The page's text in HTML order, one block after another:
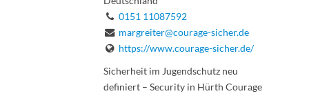
0151 11087592
margreiter@courage-sicher.de
https://www.courage-sicher.de/
Sicherheit im Jugendschutz neu
definiert – Security in Hürth Courage